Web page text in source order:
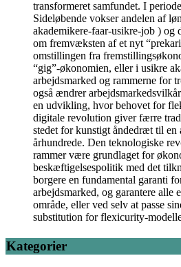
transformeret samfundet. I
Sideløbende vokser andelen af
akademikere-faar-usikre-job ) og
om fremvæksten af et nyt
omstillingen fra
“gig”-økonomien, eller i usikre
arbejdsmarked og rammerne for
også ændrer
en udvikling, hvor behovet for
digitale revolution giver færre
stedet for kunstigt åndedræt til
århundrede. Den teknologiske
rammer være grundlaget for
beskæftigelsespolitik med det
borgere en fundamental garanti
arbejdsmarked, og garantere
område, eller ved selv at passe
substitution for flexicurity-
Kategorier